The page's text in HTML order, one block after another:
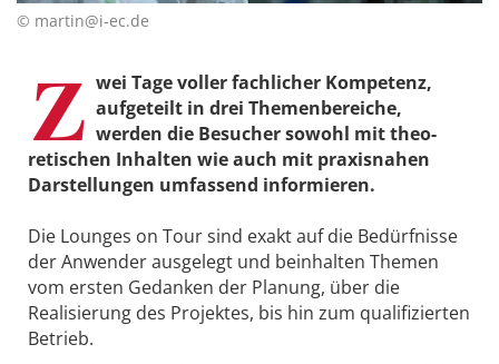
© martin@i-ec.de
Z wei Tage voller fachlicher Kompetenz,
aufgeteilt in drei Themenbereiche,
werden die Besucher sowohl mit theo­
retischen Inhalten wie auch mit ­praxisnahen
Darstellungen umfassend informieren.
Die Lounges on Tour sind exakt auf die Bedürfnisse
der Anwender ausgelegt und beinhalten Themen
vom ersten Gedanken der Planung, über die
Realisierung des Projektes, bis hin zum qualifizierten
Betrieb.